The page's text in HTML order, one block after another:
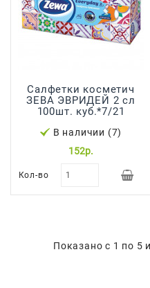
Салфетки косметич
ЗЕВА ЭВРИДЕЙ 2 сл
100шт. куб.*7/21
В наличии (7)
152р.
Кол-во
Показано с 1 по 5